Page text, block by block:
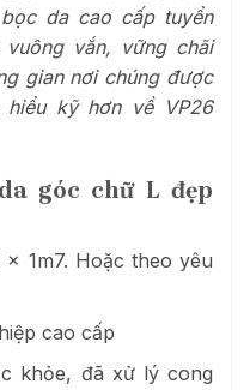
da cao cấp tuyển
vắn, vững chãi
gian nơi chúng được
hiểu kỹ hơn về VP26
góc chữ L đẹp
x 1m7. Hoặc theo yêu
cao cấp
khỏe, đã xử lý cong